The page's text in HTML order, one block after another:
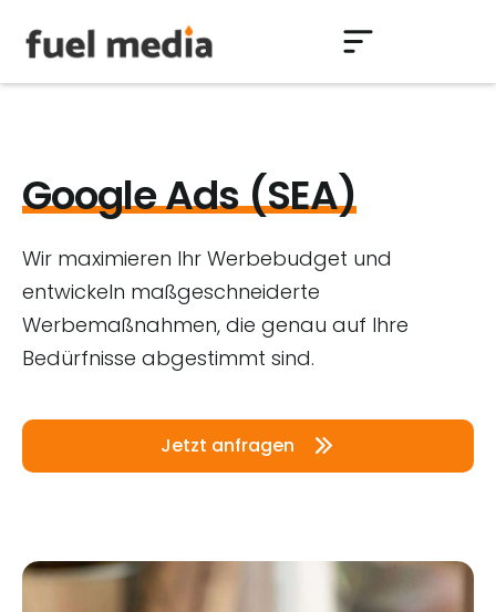
Google Ads (SEA)
Wir maximieren Ihr Werbebudget und
entwickeln maßgeschneiderte
Werbemaßnahmen, die genau auf Ihre
Bedürfnisse abgestimmt sind.
Jetzt anfragen